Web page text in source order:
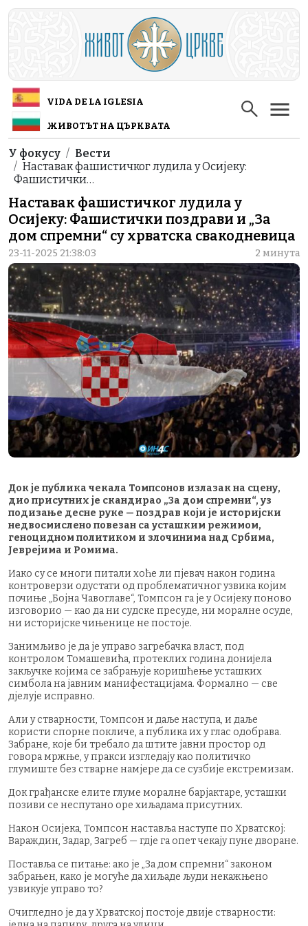
Skip to main content
VIDA DE LA IGLESIA
ЖИВОТЪТ НА ЦЪРКВАТА
Breadcrumb
У фокусу
Вести
Наставак фашистичког лудила у Осијеку:
Фашистички…
Наставак фашистичког лудила у
Осијеку: Фашистички поздрави и „За
дом спремни“ су хрватска свакодневица
23-11-2025 21:38:03 2 минута
Док је публика чекала Томпсонов излазак на сцену,
дио присутних је скандирао „За дом спремни“, уз
подизање десне руке — поздрав који је историјски
недвосмислено повезан са усташким режимом,
геноцидном политиком и злочинима над Србима,
Јеврејима и Ромима.
Иако су се многи питали хоће ли пјевач након година
контроверзи одустати од проблематичног узвика којим
почиње „Бојна Чавоглаве“, Томпсон га је у Осијеку поново
изговорио — као да ни судске пресуде, ни моралне осуде,
ни историјске чињенице не постоје.
Занимљиво је да је управо загребачка власт, под
контролом Томашевића, протеклих година дониjела
закључке којима се забрањује коришћење усташких
симбола на јавним манифестацијама. Формално — све
дјелује исправно.
Али у стварности, Томпсон и даље наступа, и даље
користи спорне покличе, а публика их у глас одобрава.
Забране, које би требало да штите јавни простор од
говора мржње, у пракси изгледају као политичко
глумиштe без стварне намјере да се сузбије екстремизам.
Док грађанске елите глуме моралне барјактаре, усташки
позиви се неспутано оре хиљадама присутних.
Након Осијека, Томпсон наставља наступе по Хрватској:
Вараждин, Задар, Загреб — гдје га опет чекају пуне дворане.
Поставља се питање: ако је „За дом спремни“ законом
забрањен, како је могуће да хиљаде људи некажњено
узвикује управо то?
Очигледно је да у Хрватској постоје двије стварности: